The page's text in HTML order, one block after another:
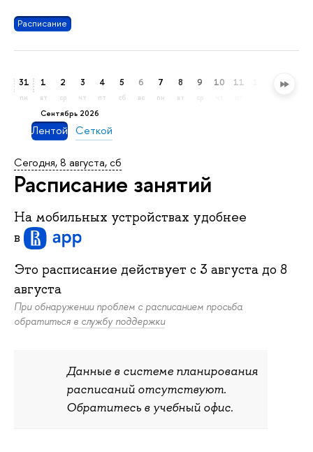
Расписание
31
пн
сентябрь 2026
1
вт
2
ср
3
чт
4
пт
5
сб
6
вс
7
пн
8
вт
9 10 11 13
Лентой Сеткой
Сегодня, 8 августа, сб
Расписание занятий
На мобильных устройствах удобнее
в
Это расписание действует c 3 августа до 8
августа
При обнаружении проблем с расписанием просьба
обратиться в службу поддержки
Данные в системе планирования
расписаний отсутствуют.
Обратитесь в учебный офис.